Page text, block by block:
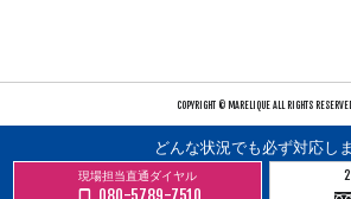
どんな状況でも必ず対応しま
現場担当直通ダイヤル
COPYRIGHT © MARELIQUE ALL RIGHTS